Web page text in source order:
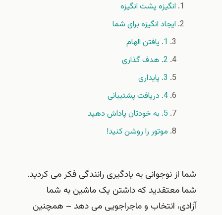
انگیزه پشت انگیزه
ایجاد انگیزه برای شما
1. یافتن الهام
2. هدف گذاری
3. پایداری
4. دریافت پشتیبانی
5. به خودتان پاداش دهید
موتور را روشن کنید!
شما از نوجوانی به یادگیری رانندگی فکر می کردید.
شما معتقدید که داشتن یک ماشین به شما
آزادی، انتخاب و ماجراجویی می دهد – همچنین